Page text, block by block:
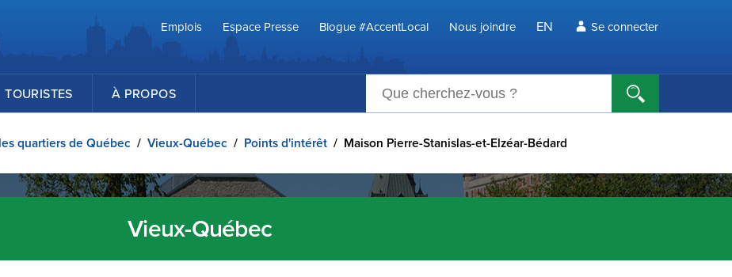
Emplois
Espace Presse Blogue #AccentLocal Nous joindre EN Se connecter
TOURISTES À PROPOS
quartiers de Québec / Vieux-Québec / Points d'intérêt / Maison Pierre-Stanislas-et-Elzéar-Bédard
Vieux-Québec